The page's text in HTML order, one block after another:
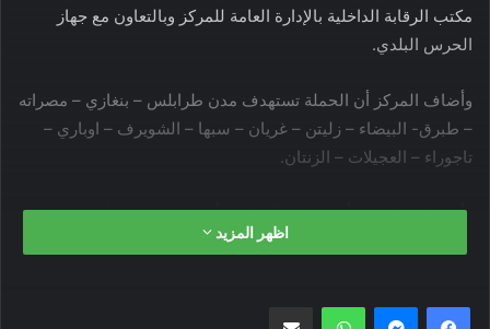
مكتب الرقابة الداخلية بالإدارة العامة للمركز وبالتعاون مع جهاز
الحرس البلدي.
وأضاف المركز أن الحملة تستهدف مدن طرابلس – بنغازي – مصراته
– طبرق- البيضاء – زليتن – غريان – سبها – الشويرف – اوباري –
تاجوراء – العجيلات – الزنتان.
وأشار المركز إلى أن الحملة المكثفة تأتي مع قرب حلول شهر
رمضان المبارك للتأكد من مدى سلامة نقل وتخزين ومناول الغذاء من
اظهر المزيد
واتساب